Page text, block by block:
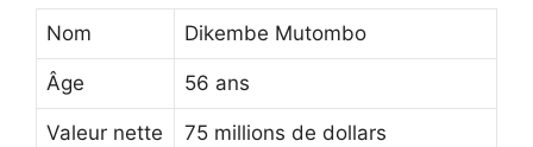
Nom Dikembe Mutombo
Âge 56 ans
Valeur nette 75 millions de dollars